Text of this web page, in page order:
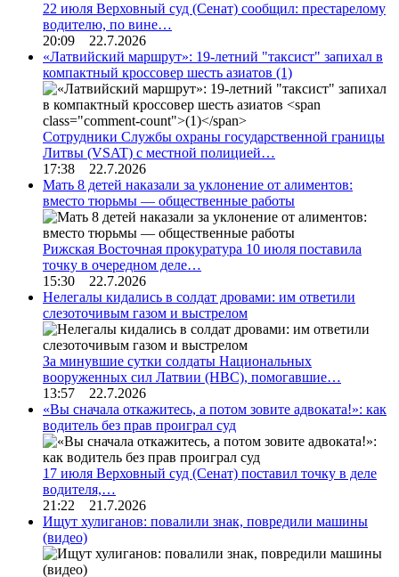
22 июля Верховный суд (Сенат) сообщил: престарелому
водителю, по вине…
20:09 22.7.2026
«Латвийский маршрут»: 19-летний "таксист" запихал в
компактный кроссовер шесть азиатов (1)
Сотрудники Службы охраны государственной границы
Литвы (VSAT) с местной полицией…
17:38 22.7.2026
Мать 8 детей наказали за уклонение от алиментов:
вместо тюрьмы — общественные работы
Рижская Восточная прокуратура 10 июля поставила
точку в очередном деле…
15:30 22.7.2026
Нелегалы кидались в солдат дровами: им ответили
слезоточивым газом и выстрелом
За минувшие сутки солдаты Национальных
вооруженных сил Латвии (НВС), помогавшие…
13:57 22.7.2026
«Вы сначала откажитесь, а потом зовите адвоката!»: как
водитель без прав проиграл суд
17 июля Верховный суд (Сенат) поставил точку в деле
водителя,…
21:22 21.7.2026
Ищут хулиганов: повалили знак, повредили машины
(видео)